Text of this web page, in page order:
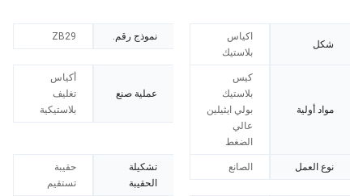
نموذج رقم. ZB29
شكل
اكياس
بلاستيك
عملية صنع
أكياس
تغليف
بلاستيكية
مواد أولية
كيس
بلاستيك
بولي ايثيلين
عالي
الضغط
تشكيلة
الحقيبة
حقيبة
تستقيم
نوع العمل الصانع